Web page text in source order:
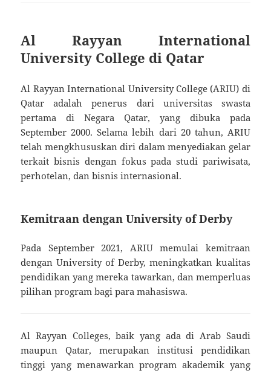
Al Rayyan International
University College di Qatar
Al Rayyan International University College (ARIU) di
Qatar adalah penerus dari universitas swasta
pertama di Negara Qatar, yang dibuka pada
September 2000. Selama lebih dari 20 tahun, ARIU
telah mengkhususkan diri dalam menyediakan gelar
terkait bisnis dengan fokus pada studi pariwisata,
perhotelan, dan bisnis internasional.
Kemitraan dengan University of Derby
Pada September 2021, ARIU memulai kemitraan
dengan University of Derby, meningkatkan kualitas
pendidikan yang mereka tawarkan, dan memperluas
pilihan program bagi para mahasiswa.
Al Rayyan Colleges, baik yang ada di Arab Saudi
maupun Qatar, merupakan institusi pendidikan
tinggi yang menawarkan program akademik yang